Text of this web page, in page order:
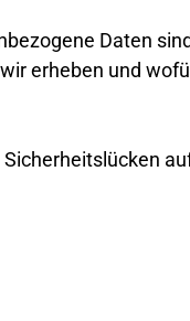
Daten
erheben und